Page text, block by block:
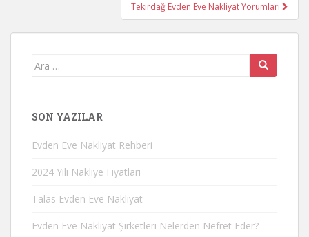
Tekirdağ Evden Eve Nakliyat Yorumları
Arama
SON YAZILAR
Evden Eve Nakliyat Rehberi
2024 Yılı Nakliye Fiyatları
Talas Evden Eve Nakliyat
Evden Eve Nakliyat Şirketleri Nelerden Nefret Eder?